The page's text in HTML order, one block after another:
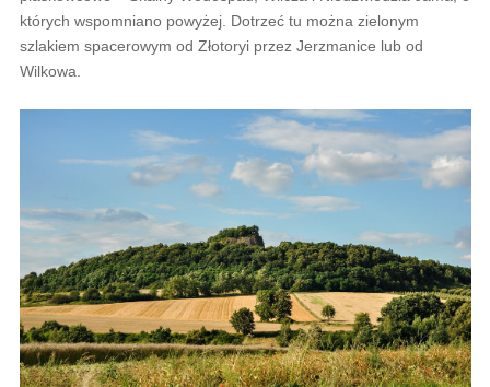
których wspomniano powyżej. Dotrzeć tu można zielonym
szlakiem spacerowym od Złotoryi przez Jerzmanice lub od
Wilkowa.